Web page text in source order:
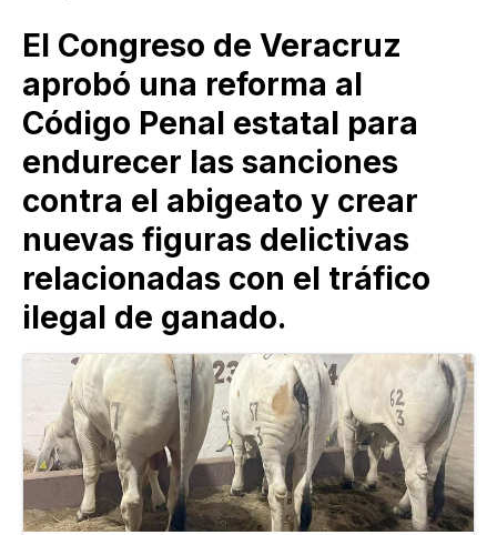
El Congreso de Veracruz
aprobó una reforma al
Código Penal estatal para
endurecer las sanciones
contra el abigeato y crear
nuevas figuras delictivas
relacionadas con el tráfico
ilegal de ganado.